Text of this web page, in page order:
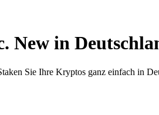
in
Sie Ihre Kryptos ganz einfach in